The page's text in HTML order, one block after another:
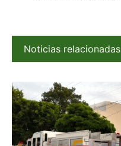
Noticias relacionadas